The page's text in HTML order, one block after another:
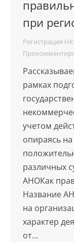
при
Регистрация
рамках
учетом
опираясь
различных
АНОКак
Название
на
характер
от…